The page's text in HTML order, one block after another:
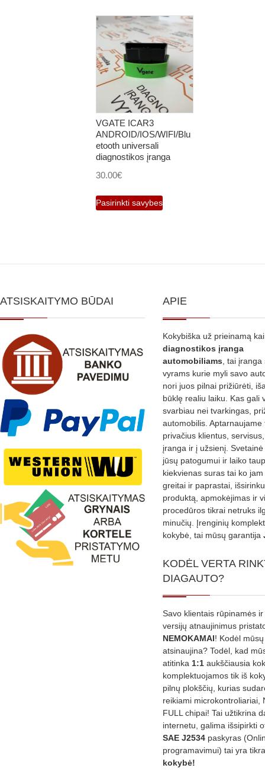
VGATE ICAR3
ANDROID/IOS/WIFI/Blu
etooth universali
diagnostikos įranga
30.00€
Pasirinkti savybes
This
product
may
be
chosen
the
product
page
ATSISKAITYMO BŪDAI APIE
Kokybiška už prieinamą
diagnostikos įranga
automobiliams, tai įranga
vyrams kurie myli savo
nori juos pilnai prižiūrėti,
būklę realiu laiku. Kas gali
svarbiau nei tvarkingas,
automobilis. Aptarnaujame
privačius klientus,
įranga ir į užsienį.
jūsų patogumui ir laiko
kiekvienas suras tai ko
greitai ir paprastai,
produktą, apmokėjimas ir
procedūros tikrai netruks
minučių. Įrenginių
kokybė, tai mūsų garantija
KODĖL VERTA
DIAGAUTO?
Savo klientais rūpinamės
versijų atnaujinimus
NEMOKAMAI! Kodėl
atsinaujina? Todėl, kad
atitinka 1:1 aukščiausia
komplektuojamos tik iš
pilnų plokščių, kurias
reikiami microkontroliariai,
FULL chipai! Tai užtikrina
internetu, galima išsipirkti
SAE J2534 paskyras
programavimui) tai yra
kokybė!